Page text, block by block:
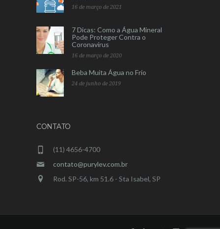
16 de março de 2021
7 Dicas: Como a Água Mineral
Pode Proteger Contra o
Coronavírus
16 de março de 2020
Beba Muita Água no Frio
24 de junho de 2019
CONTATO
(11) 4656-4700
contato@purylev.com.br
Rod. SP-56, km 51.6 - Sta Isabel, SP